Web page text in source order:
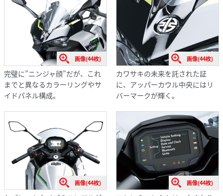
画像(44枚)
完璧に”ニンジャ顔”だが、これ
までと異なるカラーリングやサ
イドパネル構成。
画像(44枚)
カワサキの未来を託された証
に、アッパーカウル中央にはリ
バーマークが輝く。
画像(44枚) 画像(44枚)